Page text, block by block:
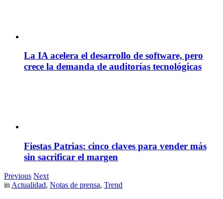
La IA acelera el desarrollo de software, pero
crece la demanda de auditorías tecnológicas
Fiestas Patrias: cinco claves para vender más
sin sacrificar el margen
Previous Next
inActualidad, Notas de prensa, Trend